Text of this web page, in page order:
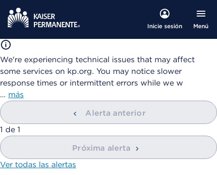
Inicie sesión Menú
We're experiencing technical issues that may affect
some services on kp.org. You may notice slower
response times or intermittent errors while we w
… más
Alerta anterior
mostrando
1 de 1
Próxima alerta
Ver todas las alertas